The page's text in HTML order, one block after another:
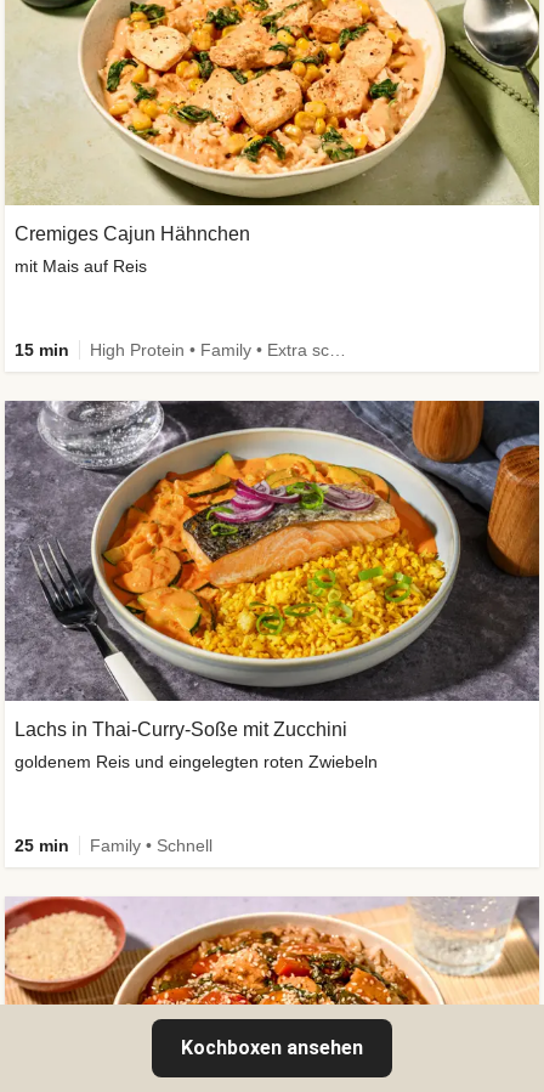
Cremiges Cajun Hähnchen
mit Mais auf Reis
15 min
Lachs in Thai-Curry-Soße mit Zucchini
goldenem Reis und eingelegten roten Zwiebeln
25 min Family • Schnell
Kochboxen ansehen